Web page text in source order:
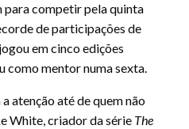
para competir pela quinta
de participações de
em cinco edições
como mentor numa sexta.
atenção até de quem não
White, criador da série The